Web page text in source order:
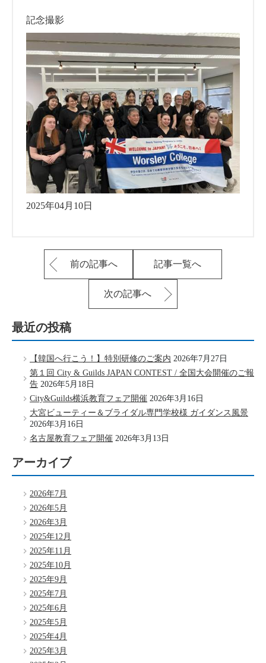
記念撮影
2025年04月10日
前の記事へ 記事一覧へ
次の記事へ
最近の投稿
【韓国へ行こう！】特別研修のご案内 2026年7月27日
第１回 City & Guilds JAPAN CONTEST / 全国大会開催のご報
告 2026年5月18日
City&Guilds横浜教育フェア開催 2026年3月16日
大宮ビューティー＆ブライダル専門学校様 ガイダンス風景
2026年3月16日
名古屋教育フェア開催 2026年3月13日
アーカイブ
2026年7月
2026年5月
2026年3月
2025年12月
2025年11月
2025年10月
2025年9月
2025年7月
2025年6月
2025年5月
2025年4月
2025年3月